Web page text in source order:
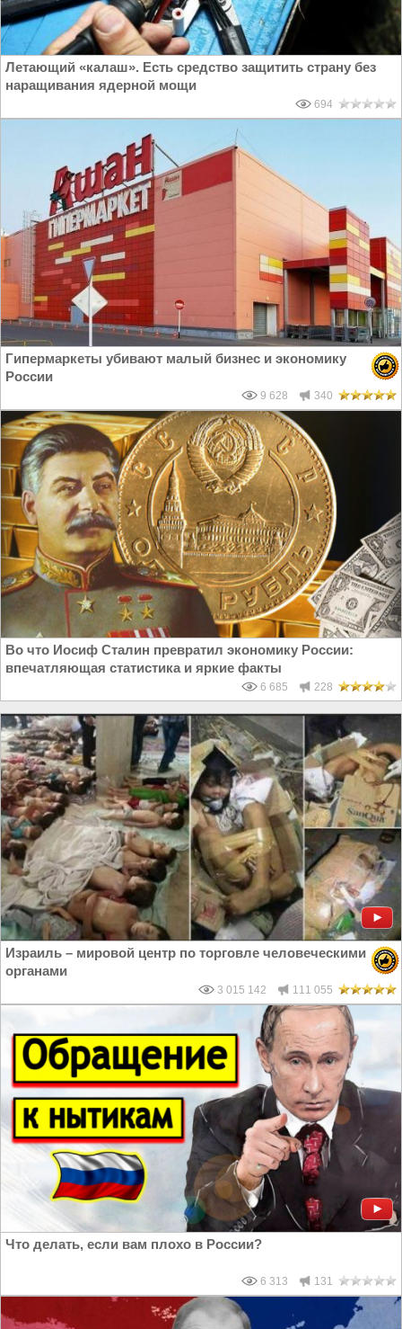
Летающий «калаш». Есть средство защитить страну без
наращивания ядерной мощи
694
Гипермаркеты убивают малый бизнес и экономику
России
9 628 340
Во что Иосиф Сталин превратил экономику России:
впечатляющая статистика и яркие факты
6 685 228
Израиль – мировой центр по торговле человеческими
органами
3 015 142 111 055
Что делать, если вам плохо в России?
6 313 131